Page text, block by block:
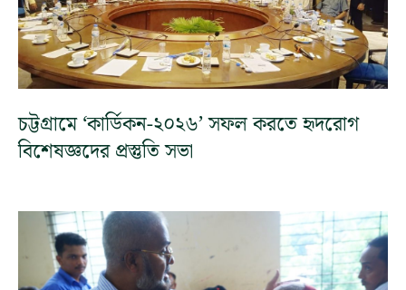
চট্টগ্রামে ‘কার্ডিকন-২০২৬’ সফল করতে হৃদরোগ
বিশেষজ্ঞদের প্রস্তুতি সভা